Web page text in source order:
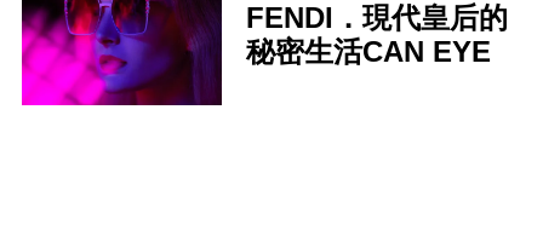
FENDI．現代皇后的
秘密生活CAN EYE